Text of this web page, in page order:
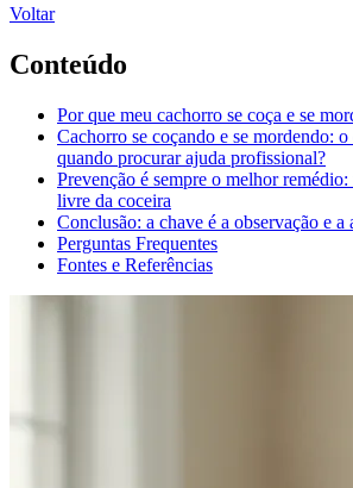
Voltar
Conteúdo
Por que meu cachorro se coça e se
Cachorro se coçando e se mordendo: o
quando procurar ajuda profissional?
Prevenção é sempre o melhor
livre da coceira
Conclusão: a chave é a observação e a
Perguntas Frequentes
Fontes e Referências